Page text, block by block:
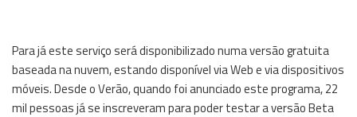
Para já este serviço será disponibilizado numa versão gratuita
baseada na nuvem, estando disponível via Web e via dispositivos
móveis. Desde o Verão, quando foi anunciado este programa, 22
mil pessoas já se inscreveram para poder testar a versão Beta